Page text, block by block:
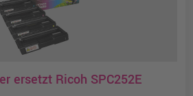
ersetzt Ricoh SPC252E